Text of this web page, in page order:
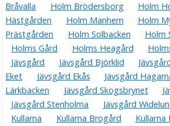
Bråvalla
Holm Brödersborg Holm
Hästgården
Holm Manhem Holm
Prästgården
Holm Solbacken Holm
Holms Gård
Holms Heagård
Jävsgård
Jävsgård Björklid
Eket
Jävsgård Ekås Jävsgård
Lärkbacken
Jävsgård Skogsbrynet
Jävsgård Stenholma
Jävsgård
Kullarna
Kullarna Brogård Kullarna